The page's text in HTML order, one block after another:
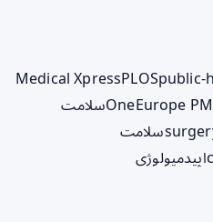
Medical XpressPLOSpublic-
OneEurope
سلامت
سلامت
اپیدمیولوژی